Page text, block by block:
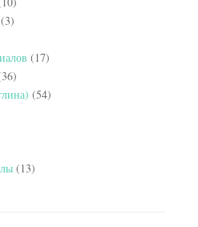
(3)
(17)
(54)
(13)